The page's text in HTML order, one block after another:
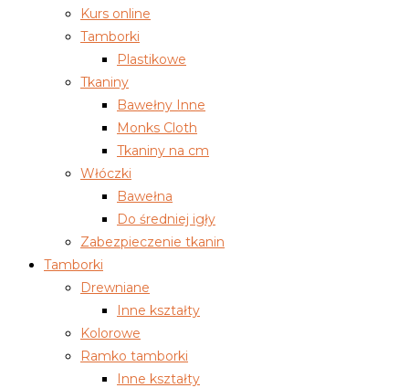
Kurs online
Tamborki
Plastikowe
Tkaniny
Bawełny Inne
Monks Cloth
Tkaniny na cm
Włóczki
Bawełna
Do średniej igły
Zabezpieczenie tkanin
Tamborki
Drewniane
Inne kształty
Kolorowe
Ramko tamborki
Inne kształty